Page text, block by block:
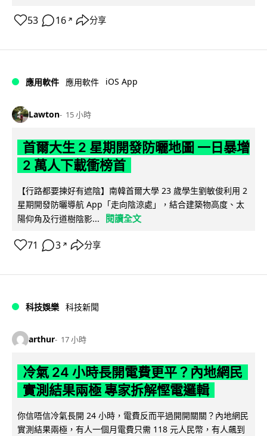
53 16 ↗ 分享
應用軟件 應用軟件 iOS App
Lawton 15 小時
首爾大生 2 星期開發防曬地圖 一日暴增
2 萬人下載衝榜首
【行路都要揀好有遮陰】南韓首爾大學 23 歲學生劉敏俊利用 2
星期開發防曬導航 App「走向陰涼處」，結合建築物高度、太
陽仰角及行道樹陰影...
閱讀全文
71 3 ↗ 分享
科技娛樂 科技新聞
arthur 17 小時
冷氣 24 小時長開電費更平？內地網民
實測結果兩極 專家拆解慳電邏輯
你信唔信冷氣長開 24 小時，電費反而平過開開關關？內地網民
實測結果兩極，有人一個月電費只需 118 元人民幣，有人飆到